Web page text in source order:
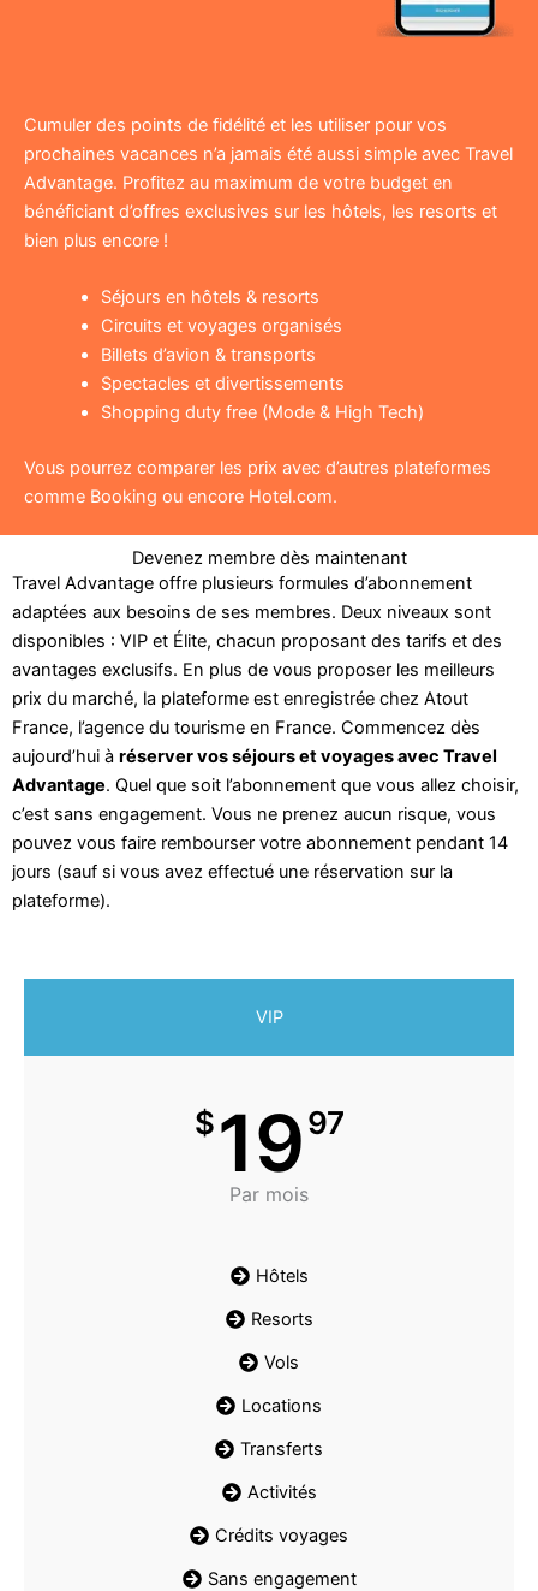
Cumuler des points de fidélité et les utiliser pour vos
prochaines vacances n’a jamais été aussi simple avec Travel
Advantage. Profitez au maximum de votre budget en
bénéficiant d’offres exclusives sur les hôtels, les resorts et
bien plus encore !
Séjours en hôtels & resorts
Circuits et voyages organisés
Billets d’avion & transports
Spectacles et divertissements
Shopping duty free (Mode & High Tech)
Vous pourrez comparer les prix avec d’autres plateformes
comme Booking ou encore Hotel.com.
Devenez membre dès maintenant
Travel Advantage offre plusieurs formules d’abonnement
adaptées aux besoins de ses membres. Deux niveaux sont
disponibles : VIP et Élite, chacun proposant des tarifs et des
avantages exclusifs. En plus de vous proposer les meilleurs
prix du marché, la plateforme est enregistrée chez Atout
France, l’agence du tourisme en France. Commencez dès
aujourd’hui à réserver vos séjours et voyages avec Travel
Advantage. Quel que soit l’abonnement que vous allez choisir,
c’est sans engagement. Vous ne prenez aucun risque, vous
pouvez vous faire rembourser votre abonnement pendant 14
jours (sauf si vous avez effectué une réservation sur la
plateforme).
VIP
$1997
Par mois
Hôtels
Resorts
Vols
Locations
Transferts
Activités
Crédits voyages
Sans engagement